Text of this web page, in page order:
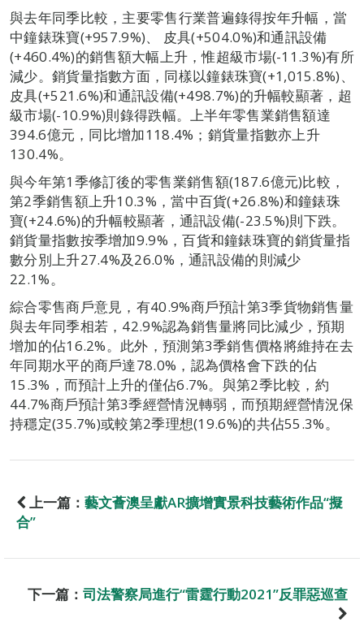
與去年同季比較，主要零售行業普遍錄得按年升幅，當
中鐘錶珠寶(+957.9%)、 皮具(+504.0%)和通訊設備
(+460.4%)的銷售額大幅上升，惟超級市場(-11.3%)有所
減少。銷貨量指數方面，同樣以鐘錶珠寶(+1,015.8%)、
皮具(+521.6%)和通訊設備(+498.7%)的升幅較顯著，超
級市場(-10.9%)則錄得跌幅。上半年零售業銷售額達
394.6億元，同比增加118.4%；銷貨量指數亦上升
130.4%。
與今年第1季修訂後的零售業銷售額(187.6億元)比較，
第2季銷售額上升10.3%，當中百貨(+26.8%)和鐘錶珠
寶(+24.6%)的升幅較顯著，通訊設備(-23.5%)則下跌。
銷貨量指數按季增加9.9%，百貨和鐘錶珠寶的銷貨量指
數分別上升27.4%及26.0%，通訊設備的則減少
22.1%。
綜合零售商戶意見，有40.9%商戶預計第3季貨物銷售量
與去年同季相若，42.9%認為銷售量將同比減少，預期
增加的佔16.2%。此外，預測第3季銷售價格將維持在去
年同期水平的商戶達78.0%，認為價格會下跌的佔
15.3%，而預計上升的僅佔6.7%。與第2季比較，約
44.7%商戶預計第3季經營情況轉弱，而預期經營情況保
持穩定(35.7%)或較第2季理想(19.6%)的共佔55.3%。
上一篇： 藝文薈澳呈獻AR擴增實景科技藝術作品“擬
合”
下一篇： 司法警察局進行“雷霆行動2021”反罪惡巡查